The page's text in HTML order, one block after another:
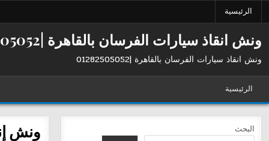
الرئيسية
ونش انقاذ سيارات الفرسان بالقاهرة |01282505052
ونش انقاذ سيارات الفرسان بالقاهرة |01282505052
الرئيسية
ونش البحث